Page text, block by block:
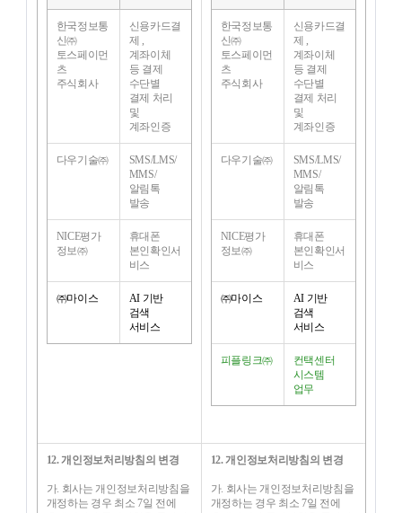
한국정보통
신㈜
토스페이먼
츠
주식회사
신용카드결
제 ,
계좌이체
등 결제
수단별
결제 처리
및
계좌인증
다우기술㈜
SMS/LMS/
MMS/
알림톡
발송
NICE평가
정보㈜
휴대폰
본인확인서
비스
㈜마이스
AI 기반
검색
서비스
한국정보통
신㈜
토스페이먼
츠
주식회사
신용카드결
제 ,
계좌이체
등 결제
수단별
결제 처리
및
계좌인증
다우기술㈜
SMS/LMS/
MMS/
알림톡
발송
NICE평가
정보㈜
휴대폰
본인확인서
비스
㈜마이스
AI 기반
검색
서비스
피플링크㈜
컨택센터
시스템
업무
12. 개인정보처리방침의 변경
가. 회사는 개인정보처리방침을
개정하는 경우 최소 7일 전에
12. 개인정보처리방침의 변경
가. 회사는 개인정보처리방침을
개정하는 경우 최소 7일 전에